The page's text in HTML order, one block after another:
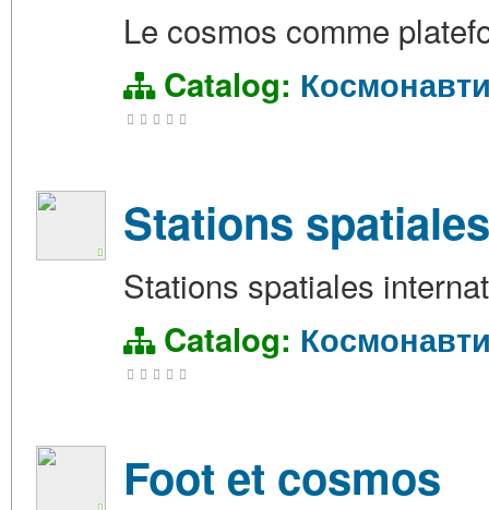
Le cosmos comme
Catalog:
Stations
Stations spatiales
Catalog:
Foot et cosmos